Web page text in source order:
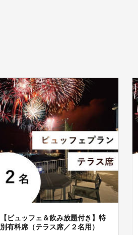
【ビュッフェ＆飲み放題付き】特
別有料席（テラス席／２名用）